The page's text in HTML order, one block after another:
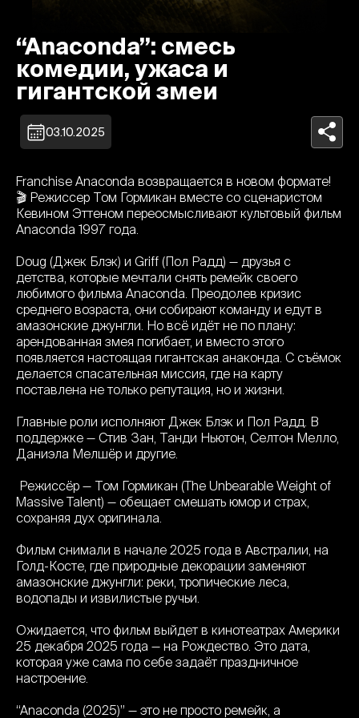
“Anaconda”: смесь
комедии, ужаса и
гигантской змеи
03.10.2025
Franchise Anaconda возвращается в новом формате!
🎬 Режиссер Том Гормикан вместе со сценаристом
Кевином Эттеном переосмысливают культовый фильм
Anaconda 1997 года.
Doug (Джек Блэк) и Griff (Пол Радд) — друзья с
детства, которые мечтали снять ремейк своего
любимого фильма Anaconda. Преодолев кризис
среднего возраста, они собирают команду и едут в
амазонские джунгли. Но всё идёт не по плану:
арендованная змея погибает, и вместо этого
появляется настоящая гигантская анаконда. С съёмок
делаетcя спасательная миссия, где на карту
поставлена не только репутация, но и жизни.
Главные роли исполняют Джек Блэк и Пол Радд. В
поддержке — Стив Зан, Танди Ньютон, Селтон Мелло,
Даниэла Мелшёр и другие.
Режиссёр — Том Гормикан (The Unbearable Weight of
Massive Talent) — обещает смешать юмор и страх,
сохраняя дух оригинала.
Фильм снимали в начале 2025 года в Австралии, на
Голд-Косте, где природные декорации заменяют
амазонские джунгли: реки, тропические леса,
водопады и извилистые ручьи.
Ожидается, что фильм выйдет в кинотеатрах Америки
25 декабря 2025 года — на Рождество. Это дата,
которая уже сама по себе задаёт праздничное
настроение.
“Anaconda (2025)” — это не просто ремейк, а